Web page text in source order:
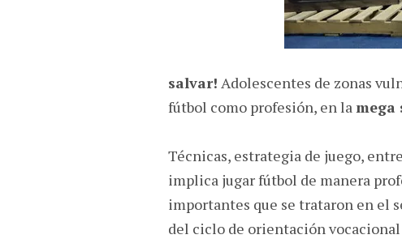
salvar! Adolescentes de zonas
fútbol como profesión, en la
Técnicas, estrategia de juego,
implica jugar fútbol de manera
importantes que se trataron en el
del ciclo de orientación vocacional